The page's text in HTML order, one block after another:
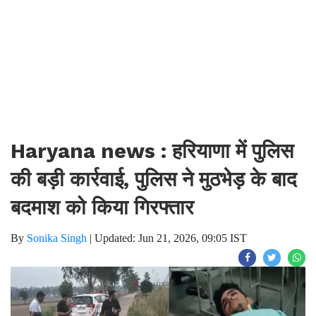
Haryana news : हरियाणा में पुलिस
की बड़ी कार्रवाई, पुलिस ने मुठभेड़ के बाद
बदमाश को किया गिरफ्तार
By Sonika Singh | Updated: Jun 21, 2026, 09:05 IST